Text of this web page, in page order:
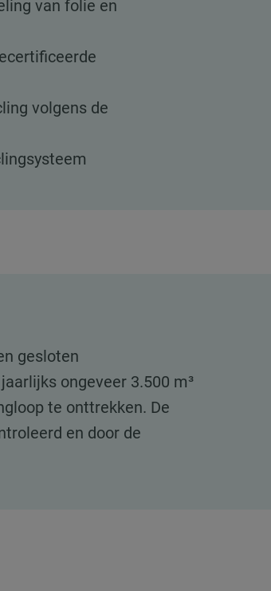
van folie en
volgens de
gesloten
ongeveer 3.500 m³
te onttrekken. De
en door de